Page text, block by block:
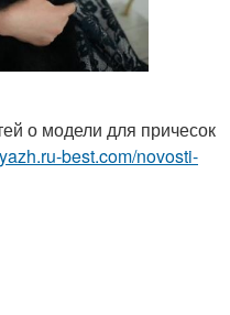
о модели для причесок
best.com/novosti-